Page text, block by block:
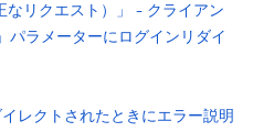
リクエスト）」 - クライアン
パラメーターにログインリダイ
レクトされたときにエラー説明